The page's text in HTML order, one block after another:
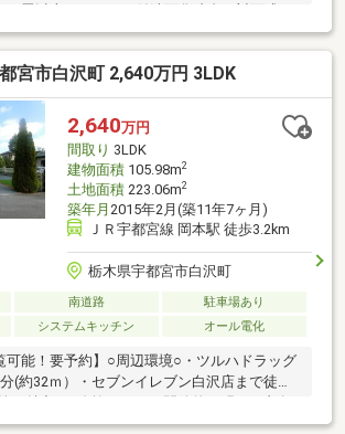
所、浴室１坪以上、２階建、複層ガラス、オ
便座、浴室に窓、ＴＶモニタ付インターホ
ング、ウォークインクローゼット、ＩＨクッ
ール電化
宮市白沢町 2,640万円 3LDK
2,640万円
間取り 3LDK
建物面積105.98m2
土地面積223.06m2
築年月 2015年2月(築11年7ヶ月)
ＪＲ宇都宮線 岡本駅 徒歩3.2km
栃木県宇都宮市白沢町
南道路
駐車場あり
システムキッチン オール電化
可能！要予約】○周辺環境○・ツルハドラッグ
(約32ｍ）・セブンイレブン白沢店まで徒歩
の魅力■・吹抜けがあり開放的で明るい印象♪
収納、WICは2部屋あり収納スペース豊富でこ